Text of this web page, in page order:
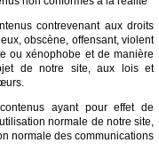
contrevenant aux droits
obscène, offensant, violent
ou xénophobe et de manière
de notre site, aux lois et
ayant pour effet de
normale de notre site,
normale des communications